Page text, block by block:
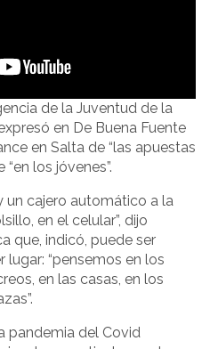
de la Juventud de la
en De Buena Fuente
en Salta de “las apuestas
los jóvenes”.
un cajero automático a la
en el celular”, dijo
que, indicó, puede ser
“pensemos en los
en las casas, en los
pandemia del Covid